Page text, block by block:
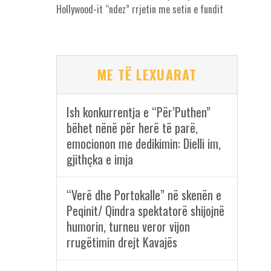
Hollywood-it “ndez” rrjetin me setin e fundit
ME TË LEXUARAT
Ish konkurrentja e “Për’Puthen”
bëhet nënë për herë të parë,
emocionon me dedikimin: Dielli im,
gjithçka e imja
“Verë dhe Portokalle” në skenën e
Peqinit/ Qindra spektatorë shijojnë
humorin, turneu veror vijon
rrugëtimin drejt Kavajës